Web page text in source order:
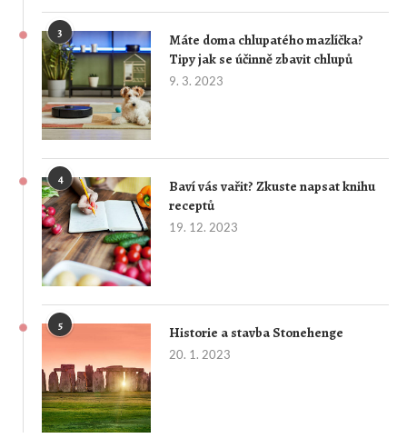
3
Máte doma chlupatého mazlíčka?
Tipy jak se účinně zbavit chlupů
9. 3. 2023
4
Baví vás vařit? Zkuste napsat knihu
receptů
19. 12. 2023
5 Historie a stavba Stonehenge
20. 1. 2023